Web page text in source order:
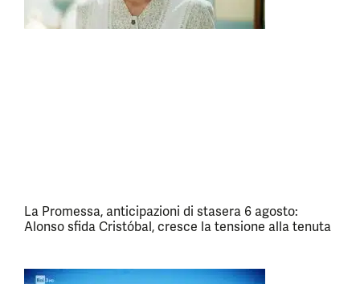
La Promessa, anticipazioni di stasera 6 agosto:
Alonso sfida Cristóbal, cresce la tensione alla tenuta